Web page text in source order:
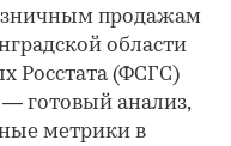
продажам
области
Росстата (ФСГС)
— готовый анализ,
метрики в